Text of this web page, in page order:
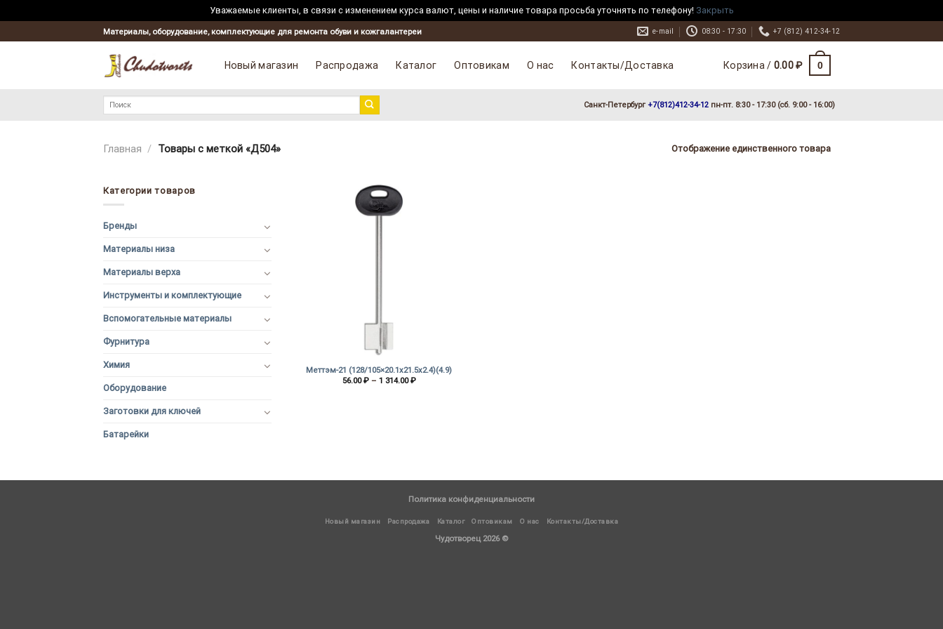
Уважаемые клиенты, в связи с изменением курса валют, цены и наличие товара просьба уточнять по телефону! Закрыть
to
Материалы, оборудование, комплектующие для ремонта обуви и кожгалантереи e-mail 08:30 - 17:30 +7 (812) 412-34-12
Новый магазин Распродажа Каталог Оптовикам О нас Контакты/Доставка Корзина / 0.00₽ 0
Искать:
Санкт-Петербург +7(812)412-34-12 пн-пт. 8:30 - 17:30 (сб. 9:00 - 16:00)
Главная / Товары с меткой «Д504» Отображение единственного товара
Категории товаров
Бренды
Материалы низа
Материалы верха
Инструменты и комплектующие
Вспомогательные материалы
Фурнитура
Химия
Оборудование
Заготовки для ключей
Батарейки
Меттэм-21 (128/105×20.1х21.5х2.4)(4.9)
56.00₽ – 1 314.00₽Диапазон
Политика конфиденциальности
Новый магазин Распродажа Каталог Оптовикам О нас Контакты/Доставка
Чудотворец 2026 ©